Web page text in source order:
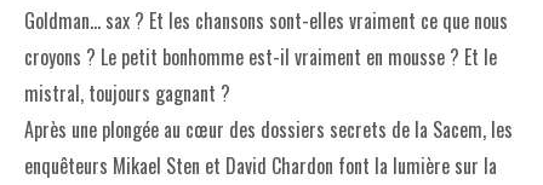
Goldman… sax ? Et les chansons sont-elles vraiment ce que nous
croyons ? Le petit bonhomme est-il vraiment en mousse ? Et le
mistral, toujours gagnant ?
Après une plongée au cœur des dossiers secrets de la Sacem, les
enquêteurs Mikael Sten et David Chardon font la lumière sur la